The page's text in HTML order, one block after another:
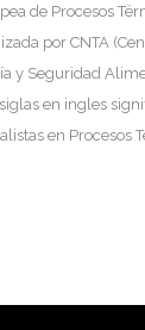
de Procesos
por CNTA
y Seguridad
en ingles
en Procesos